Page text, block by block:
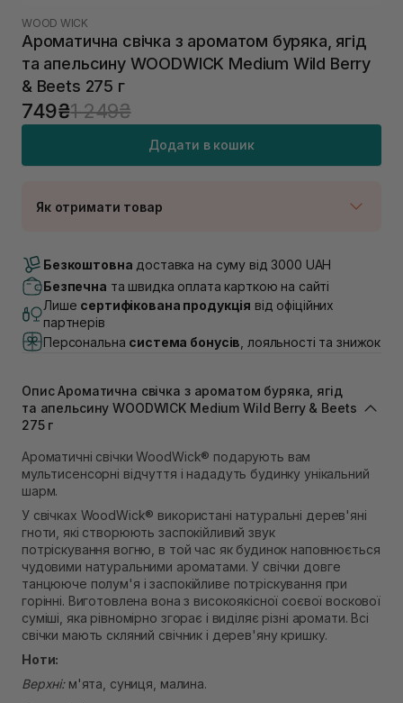
WOOD WICK
Ароматична свічка з ароматом буряка, ягід
та апельсину WOODWICK Medium Wild Berry
& Beets 275 г
749₴1 249₴
Додати в кошик
Як отримати товар
Немає в наявності!
Немає в наявності!
Самовивіз м. Львів, вул. Академіка Підстригача, 1В
(Duck’s Lake)
Немає в наявності!
Самовивіз м. Львів, вул. Степана Бандери 45
В наявності
Немає в наявності!
Самовивіз м. Рівне, вул. Кулика і Гудачека 23 (ТЦ
Безкоштовна доставка на суму від 3000 UAH
Безпечна та швидка оплата карткою на сайті
Лише сертифікована продукція від офіційних
партнерів
Персональна система бонусів , лояльності та знижок
Опис Ароматична свічка з ароматом буряка, ягід
та апельсину WOODWICK Medium Wild Berry & Beets
275 г
Ароматичні свічки WoodWick® подарують вам
мультисенсорні відчуття і нададуть будинку унікальний
шарм.
У свічках WoodWick® використані натуральні дерев'яні
гноти, які створюють заспокійливий звук
потріскування вогню, в той час як будинок наповнюється
чудовими натуральними ароматами. У свічки довге
танцююче полум'я і заспокійливе потріскування при
горінні. Виготовлена вона з високоякісної соєвої воскової
суміші, яка рівномірно згорає і виділяє різні аромати. Всі
свічки мають скляний свічник і дерев'яну кришку.
Ноти:
Верхні:м'ята, суниця, малина.